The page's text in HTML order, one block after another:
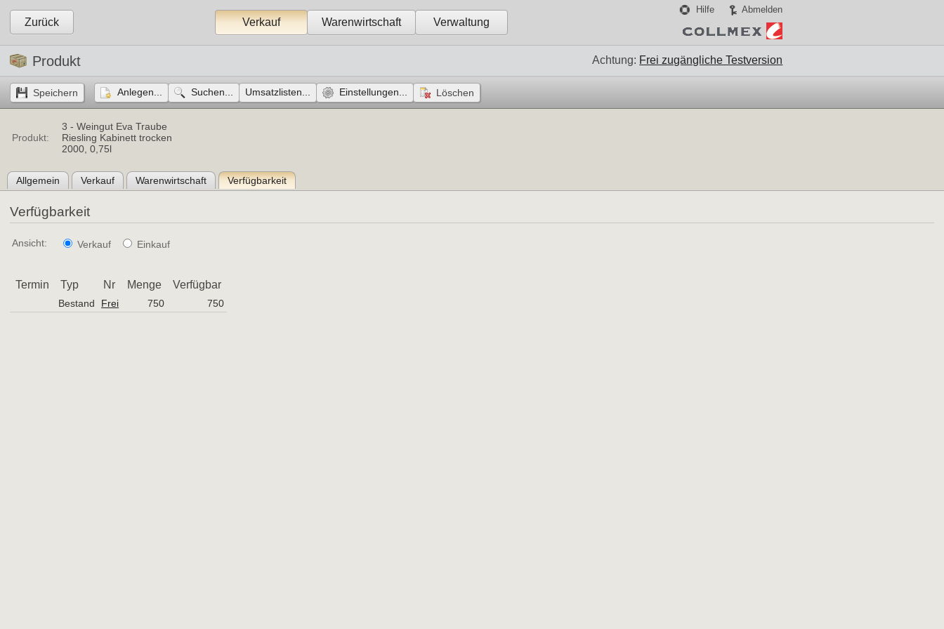
Zurück Verkauf Warenwirtschaft Verwaltung
Hilfe Abmelden
Produkt Achtung: Frei zugängliche Testversion
Anlegen... Suchen... Umsatzlisten... Einstellungen...
Produkt:
3 -Weingut Eva Traube
Riesling Kabinett trocken
2000, 0,75l
Allgemein Verkauf Warenwirtschaft Verfügbarkeit
Verfügbarkeit
Ansicht: Verkauf Einkauf
Termin Typ Nr Menge Verfügbar
Bestand Frei 750 750